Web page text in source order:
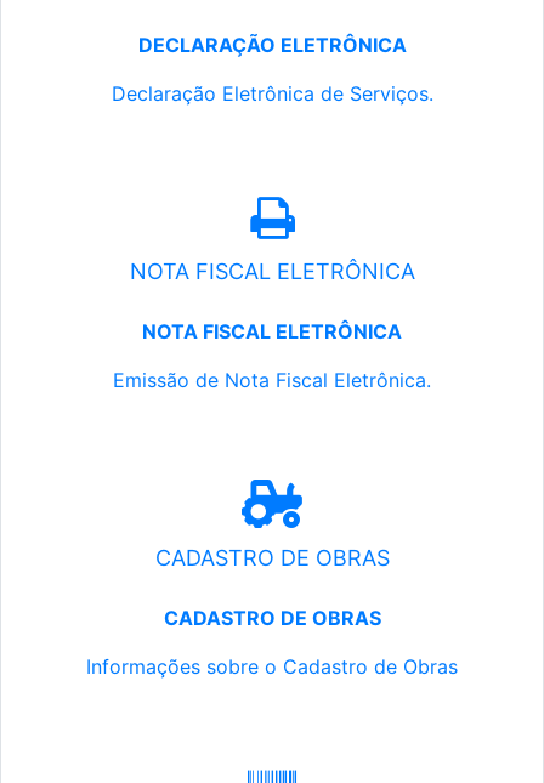
DECLARAÇÃO ELETRÔNICA
Declaração Eletrônica de Serviços.
NOTA FISCAL ELETRÔNICA
NOTA FISCAL ELETRÔNICA
Emissão de Nota Fiscal Eletrônica.
CADASTRO DE OBRAS
CADASTRO DE OBRAS
Informações sobre o Cadastro de Obras